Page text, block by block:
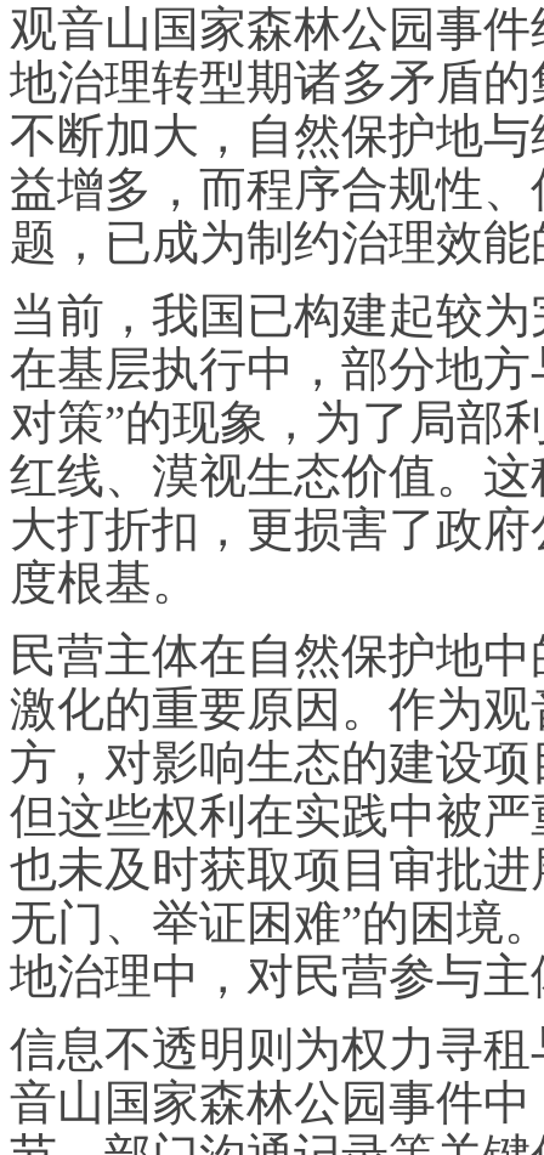
观音山国家森林公园事
地治理转型期诸多矛盾
不断加大，自然保护地
益增多，而程序合规性
题，已成为制约治理效
当前，我国已构建起较
在基层执行中，部分地
对策”的现象，为了局部
红线、漠视生态价值。
大打折扣，更损害了政
度根基。
民营主体在自然保护地
激化的重要原因。作为
方，对影响生态的建设
但这些权利在实践中被
也未及时获取项目审批
无门、举证困难”的困境
地治理中，对民营参与
信息不透明则为权力寻
音山国家森林公园事件